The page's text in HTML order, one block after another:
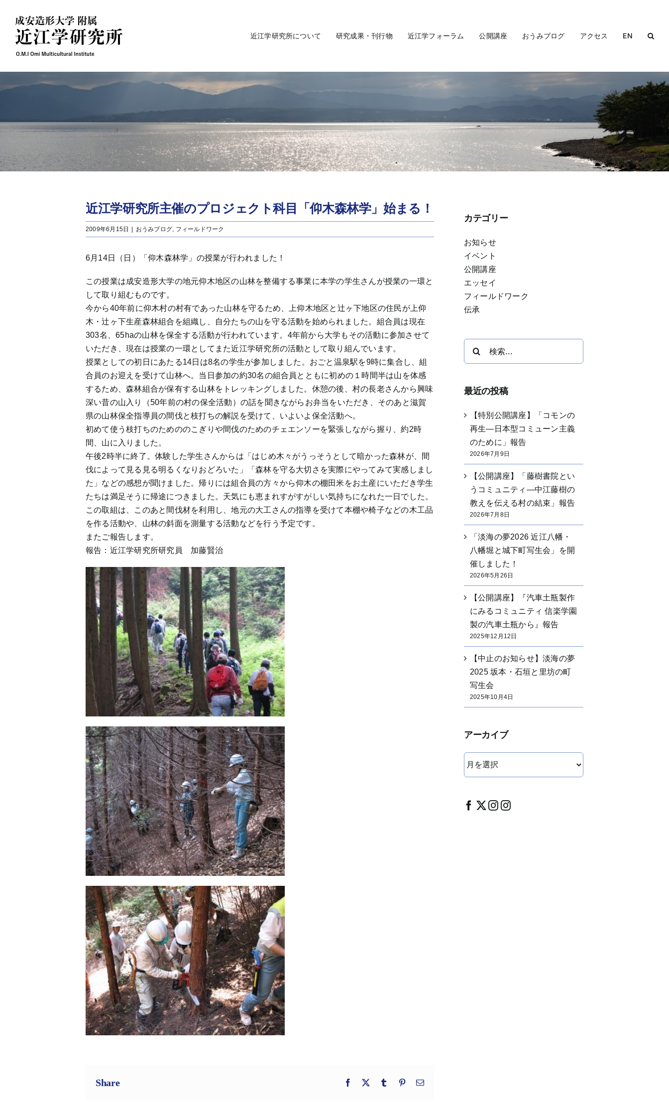
content
近江学研究所について 研究成果・刊行物 近江学フォーラム 公開講座 おうみブログ アクセス EN
近江学研究所主催のプロジェクト科目「仰木森林学」始まる！
2009年6月15日 おうみブログ, フィールドワーク
6月14日（日）「仰木森林学」の授業が行われました！
この授業は成安造形大学の地元仰木地区の山林を整備する事業に本学の学生さんが授業の一環と
して取り組むものです。
今から40年前に仰木村の村有であった山林を守るため、上仰木地区と辻ヶ下地区の住民が上仰
木・辻ヶ下生産森林組合を組織し、自分たちの山を守る活動を始められました。組合員は現在
303名、65haの山林を保全する活動が行われています。4年前から大学もその活動に参加させて
いただき、現在は授業の一環としてまた近江学研究所の活動として取り組んでいます。
授業としての初日にあたる14日は8名の学生が参加しました。おごと温泉駅を9時に集合し、組
合員のお迎えを受けて山林へ。当日参加の約30名の組合員とともに初めの１時間半は山を体感
するため、森林組合が保有する山林をトレッキングしました。休憩の後、村の長老さんから興味
深い昔の山入り（50年前の村の保全活動）の話を聞きながらお弁当をいただき、そのあと滋賀
県の山林保全指導員の間伐と枝打ちの解説を受けて、いよいよ保全活動へ。
初めて使う枝打ちのためののこぎりや間伐のためのチェエンソーを緊張しながら握り、約2時
間、山に入りました。
午後2時半に終了。体験した学生さんからは「はじめ木々がうっそうとして暗かった森林が、間
伐によって見る見る明るくなりおどろいた」「森林を守る大切さを実際にやってみて実感しまし
た」などの感想が聞けました。帰りには組合員の方々から仰木の棚田米をお土産にいただき学生
たちは満足そうに帰途につきました。天気にも恵まれすがすがしい気持ちになれた一日でした。
この取組は、このあと間伐材を利用し、地元の大工さんの指導を受けて本棚や椅子などの木工品
を作る活動や、山林の斜面を測量する活動などを行う予定です。
またご報告します。
報告：近江学研究所研究員 加藤賢治
Share Facebook TumblrPinterest
電
カテゴリー
お知らせ
イベント
公開講座
エッセイ
フィールドワーク
伝承
最近の投稿
【特別公開講座】「コモンの
再生―日本型コミューン主義
のために」報告
2026年7月9日
【公開講座】「藤樹書院とい
うコミュニティ―中江藤樹の
教えを伝える村の結束」報告
2026年7月8日
「淡海の夢2026 近江八幡・
八幡堀と城下町写生会」を開
催しました！
2026年5月26日
【公開講座】『汽車土瓶製作
にみるコミュニティ 信楽学園
製の汽車土瓶から』報告
2025年12月12日
【中止のお知らせ】淡海の夢
2025 坂本・石垣と里坊の町
写生会
2025年10月4日
アーカイブ
イ
ブ